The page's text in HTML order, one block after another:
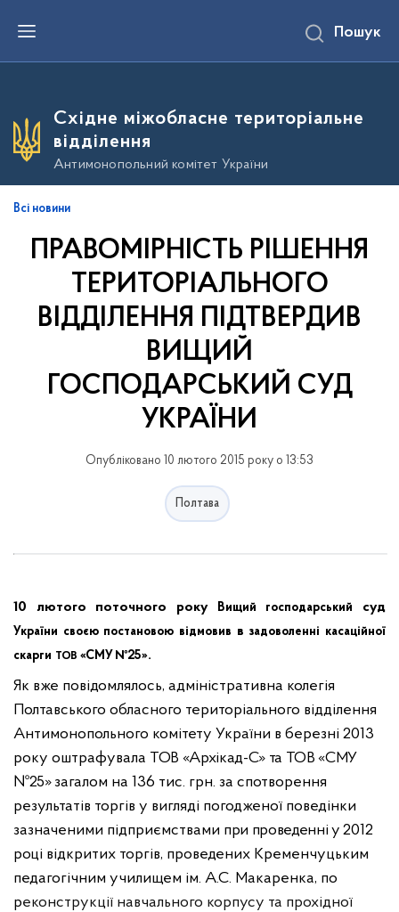
е
о
о
в
Пошук
Східне міжобласне територіальне
відділення
Антимонопольний комітет України
Всі новини
ПРАВОМІРНІСТЬ РІШЕННЯ
ТЕРИТОРІАЛЬНОГО
ВІДДІЛЕННЯ ПІДТВЕРДИВ
ВИЩИЙ
ГОСПОДАРСЬКИЙ СУД
УКРАЇНИ
Опубліковано 10 лютого 2015 року о 13:53
Полтава
10 лютого поточного року Вищий господарський суд
України своєю постановою відмовив в задоволенні касаційної
скарги ТОВ «СМУ №25».
Як вже повідомлялось, адміністративна колегія
Полтавського обласного територіального відділення
Антимонопольного комітету України в березні 2013
року оштрафувала ТОВ «Архікад-С» та ТОВ «СМУ
№25»загалом на 136 тис. грн. за спотворення
результатів торгів у вигляді погодженої поведінки
зазначеними підприємствами при проведенні у 2012
році відкритих торгів, проведенихКременчуцьким
педагогічним училищем ім. А.С. Макаренка, по
реконструкції навчального корпусу та прохідної